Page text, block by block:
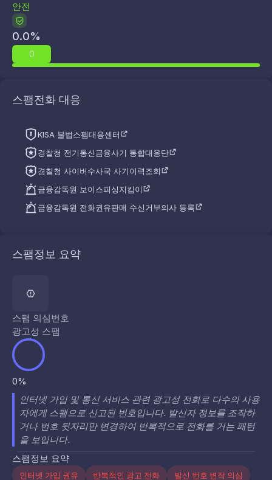
안전
0.0%
0
스팸전화 대응
KISA 불법스팸대응센터
경찰청 전기통신금융사기 통합대응단
경찰청 사이버수사국 사기이력조회
금융감독원 보이스피싱지킴이
금융감독원 전화권유판매 수신거부의사 등록
스팸정보 요약
스팸 의심번호
광고성 스팸
0%
인터넷 가입 및 통신 서비스 관련 광고성 전화로 다수의 사용
자에게 스팸으로 신고된 번호입니다. 발신자 정보를 조작하
거나 번호 뒷자리만 변경하여 반복적으로 전화를 거는 패턴
을 보입니다.
스팸정보 요약
인터넷 가입 권유 반복적인 광고 전화 발신 번호 변작 의심